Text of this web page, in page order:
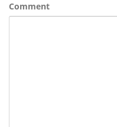
Comment